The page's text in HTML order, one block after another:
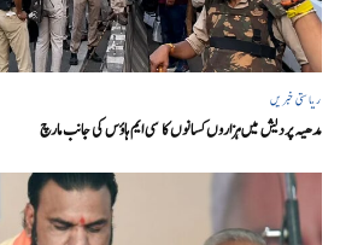
ریاستی خبریں
مدھیہ پردیش میں ہزاروں کسانوں کا سی ایم ہاؤس کی جانب مارچ